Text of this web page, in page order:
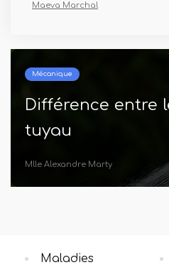
Maeva Marchal
Quelle
Maëlle Perez
Maladies